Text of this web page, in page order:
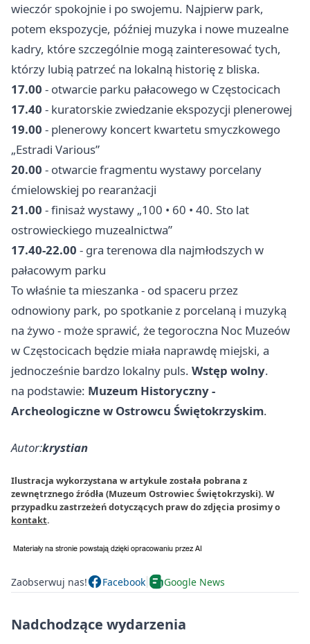
wieczór spokojnie i po swojemu. Najpierw park,
potem ekspozycje, później muzyka i nowe muzealne
kadry, które szczególnie mogą zainteresować tych,
którzy lubią patrzeć na lokalną historię z bliska.
17.00 - otwarcie parku pałacowego w Częstocicach
17.40 - kuratorskie zwiedzanie ekspozycji plenerowej
19.00 - plenerowy koncert kwartetu smyczkowego
„Estradi Various”
20.00 - otwarcie fragmentu wystawy porcelany
ćmielowskiej po rearanżacji
21.00 - finisaż wystawy „100 • 60 • 40. Sto lat
ostrowieckiego muzealnictwa”
17.40-22.00 - gra terenowa dla najmłodszych w
pałacowym parku
To właśnie ta mieszanka - od spaceru przez
odnowiony park, po spotkanie z porcelaną i muzyką
na żywo - może sprawić, że tegoroczna Noc Muzeów
w Częstocicach będzie miała naprawdę miejski, a
jednocześnie bardzo lokalny puls. Wstęp wolny.
na podstawie: Muzeum Historyczny -
Archeologiczne w Ostrowcu Świętokrzyskim.
Autor:krystian
Ilustracja wykorzystana w artykule została pobrana z
zewnętrznego źródła (Muzeum Ostrowiec Świętokrzyski). W
przypadku zastrzeżeń dotyczących praw do zdjęcia prosimy o
kontakt.
Zaobserwuj nas! Facebook Google News
Nadchodzące wydarzenia